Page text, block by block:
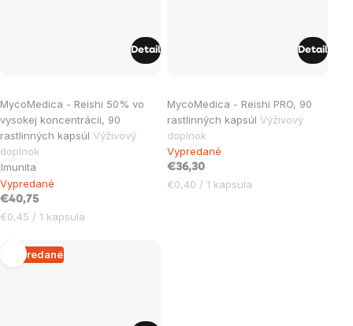
MycoMedica - Reishi 50% vo
vysokej koncentrácii, 90
rastlinných kapsúl Výživový
doplnok
Imunita
Vypredané
€40,75
Jednotková
€0,45 / 1 kapsula
Detail
MycoMedica - Reishi PRO, 90
rastlinných kapsúl Výživový
doplnok
Vypredané
€36,30
Jednotková
€0,40 / 1 kapsula
Detail
Vypredané